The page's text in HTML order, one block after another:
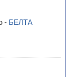
- БЕЛТА